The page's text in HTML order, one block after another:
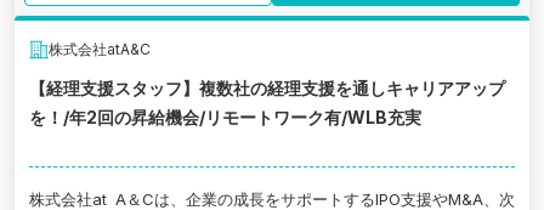
株式会社atA&C
【経理支援スタッフ】複数社の経理支援を通しキャリアアップ
を！/年2回の昇給機会/リモートワーク有/WLB充実
株式会社at A＆Cは、企業の成長をサポートするIPO支援やM&A、次